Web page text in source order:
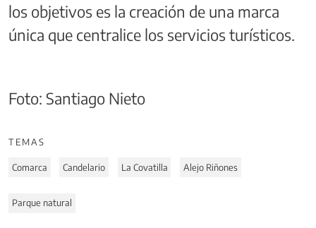
los objetivos es la creación de una marca
única que centralice los servicios turísticos.
Foto: Santiago Nieto
TEMAS
Comarca Candelario La Covatilla Alejo Riñones
Parque natural